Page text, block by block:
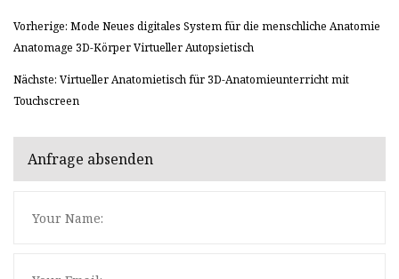
Vorherige: Mode Neues digitales System für die menschliche Anatomie
Anatomage 3D-Körper Virtueller Autopsietisch
Nächste: Virtueller Anatomietisch für 3D-Anatomieunterricht mit
Touchscreen
Anfrage absenden